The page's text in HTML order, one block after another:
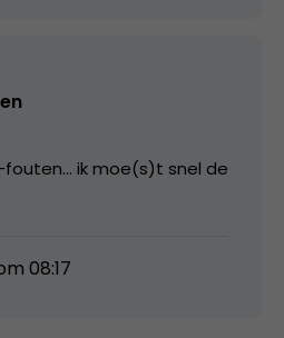
fouten… ik moe(s)t snel de
08:17